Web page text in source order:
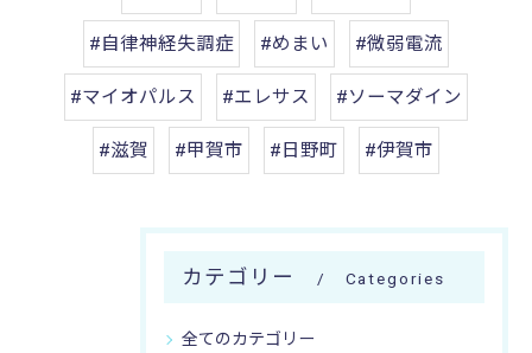
#自律神経失調症 #めまい #微弱電流
#マイオパルス #エレサス #ソーマダイン
#滋賀 #甲賀市 #日野町 #伊賀市
カテゴリー Categories
全てのカテゴリー